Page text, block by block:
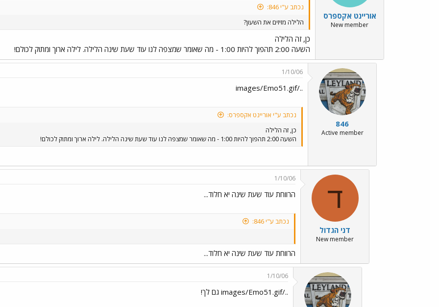
אוריינט אקספרס
New member
נכתב ע"י 846:
הלילה מזיזים את השעון?
כן, זה הלילה
השעה 2:00 תהפוך להיות 1:00 - מה שאומר שמצפה לנו עוד שעת שינה הלילה. לילה ארוך ומתוק לכולם!
846
Active member
1/10/06
../images/Emo51.gif
נכתב ע"י אוריינט אקספרס:
כן, זה הלילה
השעה 2:00 תהפוך להיות 1:00 - מה שאומר שמצפה לנו עוד שעת שינה הלילה. לילה ארוך ומתוק לכולם!
ד
דני הגדול
New member
1/10/06
הרווחת עוד שעת שינה יא חלוד...
נכתב ע"י 846:
הרווחת עוד שעת שינה יא חלוד...
1/10/06
../images/Emo51.gif גם לך!